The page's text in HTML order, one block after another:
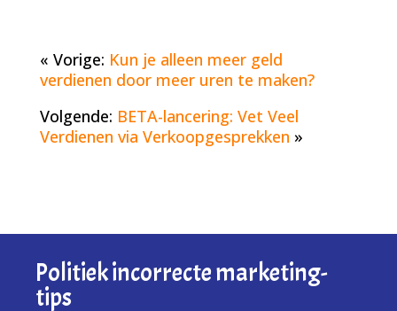
« Vorige: Kun je alleen meer geld
verdienen door meer uren te maken?
Volgende: BETA-lancering: Vet Veel
Verdienen via Verkoopgesprekken »
Politiek incorrecte marketing-
tips